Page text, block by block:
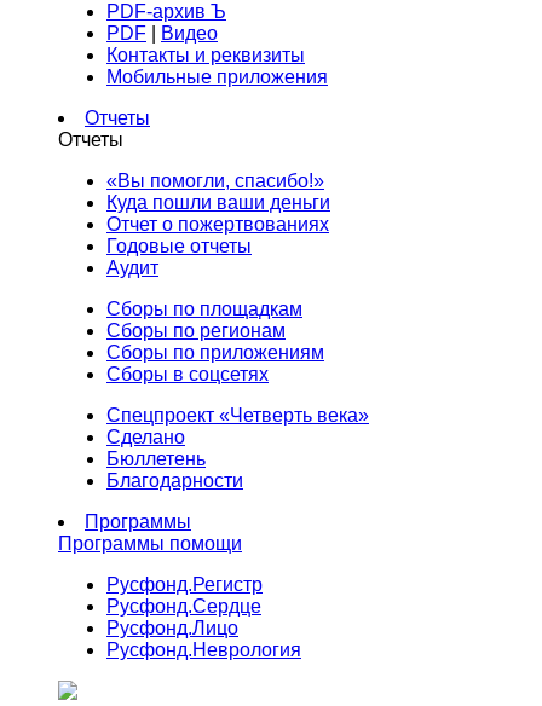
PDF-архив Ъ
PDF
Видео
Контакты и реквизиты
Мобильные приложения
Отчеты
Отчеты
«Вы помогли, спасибо!»
Куда пошли ваши деньги
Отчет о пожертвованиях
Годовые отчеты
Аудит
Сборы по площадкам
Сборы по регионам
Сборы по приложениям
Сборы в соцсетях
Спецпроект «Четверть века»
Сделано
Бюллетень
Благодарности
Программы
Программы помощи
Русфонд.Регистр
Русфонд.Сердце
Русфонд.Лицо
Русфонд.Неврология